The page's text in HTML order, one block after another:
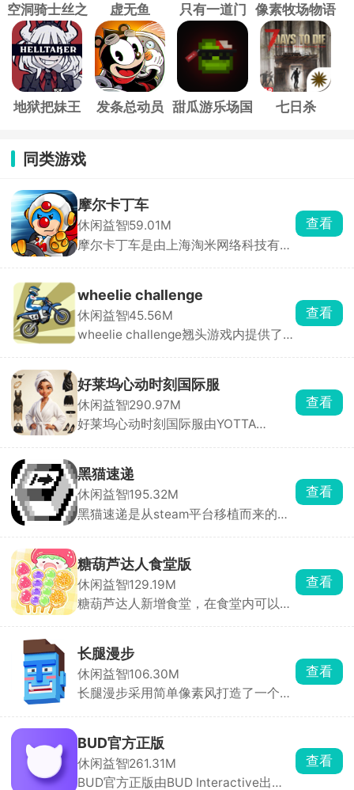
空洞骑士丝之
歌
虚无鱼 只有一道门 像素牧场物语
地狱把妹王 发条总动员
甜瓜游乐场国
七日杀
同类游戏
摩尔卡丁车
休闲益智59.01M
摩尔卡丁车是由上海淘米网络科技有限
良，整体充满治愈卡通风格。玩家扮演
可爱的小摩尔角色，驾驶赛车与对手展
开激烈角逐，通过加速超越、合理使用
道具打击敌人，目标只有一个，甩开所
查看
wheelie challenge
休闲益智45.56M
wheelie challenge翘头游戏内提供了
入不同的地图场景，驾驶车辆行驶，完
成一系列高难度动作，保持平衡，获得
高分。游戏还支持自定义改装系统，能
够打造极具特色的车辆，完成更多的挑
查看
好莱坞心动时刻国际服
休闲益智290.97M
好莱坞心动时刻国际服由YOTTA
型打造展开，无固定搭配限制，玩家可
自主组化妆造，帮助明星打造不同的造
型用于不同的场景，同时还兼具艺人经
营要素，打理演艺事业。
查看
黑猫速递
休闲益智195.32M
黑猫速递是从steam平台移植而来的送
点，以此来获取货币钞票。游戏过程中
还可以与当地居民npc进行交流，会有
不一样的收获。游戏采用经典像素风，
画面温馨治愈，玩法简单易上手，在
查看
糖葫芦达人食堂版
休闲益智129.19M
糖葫芦达人新增食堂，在食堂内可以自
各样的食物制作糖葫芦，成为一名真正
的糖葫芦达人。糖葫芦达人游戏以模拟
经营玩法为核心，接受父母的糖葫芦
店，每日进购新鲜的水果，裹糖衣，制
益，游戏玩法内容丰富，还有更多新的
趣味板块等你来解锁。
查看
长腿漫步
休闲益智106.30M
长腿漫步采用简单像素风打造了一个有
设有各种各样的障碍，玩家需要小心的
避开。这只蓝皮僵尸还有皮肤可以选
择，包括但不限于美少女战士、魔法
师、舞厅dj等。游戏中有6种风格的地
查看
BUD官方正版
休闲益智261.31M
BUD官方正版由BUD Interactive出
查看